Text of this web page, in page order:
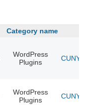
Category name
WordPress
Plugins
CUNY
WordPress
Plugins
CUNY